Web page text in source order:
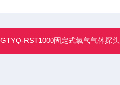
GTYQ-RST1000固定式氯气气体探头